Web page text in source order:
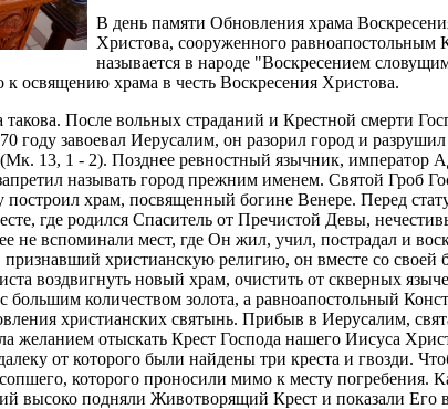
В день памяти Обновления храма
Христова, сооруженного
называется в народе "Воскресением
к освящению храма в честь Воскресения Христова.
такова. После вольных страданий и Крестной смерти
году завоевал Иерусалим, он разорил город и
13, 1 - 2). Позднее ревностный язычник, император
называть город прежним именем. Святой Гроб
построил храм, посвященный богине Венере. Перед
где родился Спаситель от Пречистой Девы,
не вспоминали мест, где Он жил, учил, пострадал и
христианскую религию, он вместе со
воздвигнуть новый храм, очистить от скверных
большим количеством золота, а равноапостольный
христианских святынь. Прибыв в Иерусалим,
желанием отыскать Крест Господа нашего Иисуса
от которого были найдены три креста и гвозди.
которого проносили мимо к месту
высоко подняли Животворящий Крест и показали Его